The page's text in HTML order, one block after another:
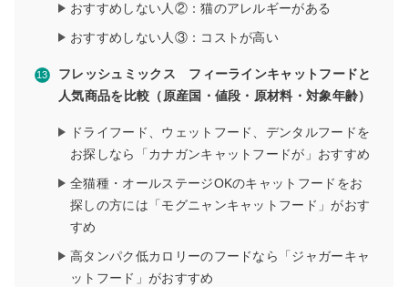
おすすめしない人②：猫のアレルギーがある
おすすめしない人③：コストが高い
フレッシュミックス フィーラインキャットフードと
人気商品を比較（原産国・値段・原材料・対象年齢）
ドライフード、ウェットフード、デンタルフードを
お探しなら「カナガンキャットフードが」おすすめ
全猫種・オールステージOKのキャットフードをお
探しの方には「モグニャンキャットフード」がおす
すめ
高タンパク低カロリーのフードなら「ジャガーキャ
ットフード」がおすすめ